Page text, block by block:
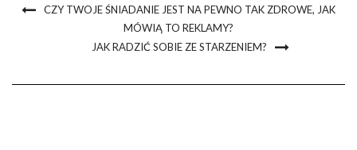
CZY TWOJE ŚNIADANIE JEST NA PEWNO TAK ZDROWE, JAK
MÓWIĄ TO REKLAMY?
JAK RADZIĆ SOBIE ZE STARZENIEM?